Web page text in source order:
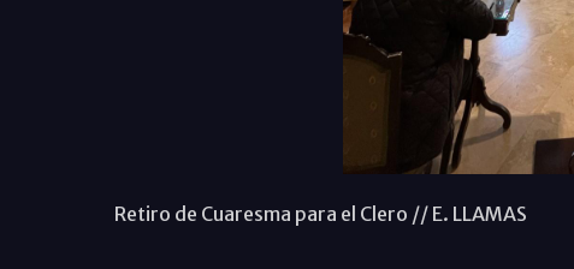
Retiro de Cuaresma para el Clero // E. LLAMAS